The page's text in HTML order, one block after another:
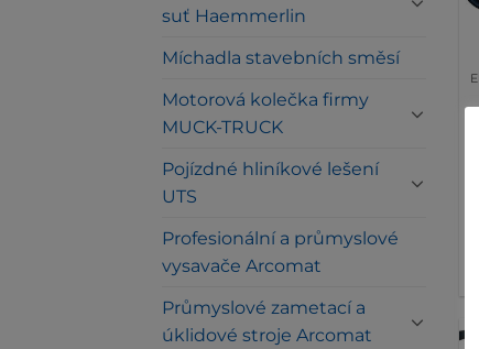
suť Haemmerlin
Míchadla stavebních směsí
Motorová kolečka firmy
MUCK-TRUCK
Pojízdné hliníkové lešení
UTS
Profesionální a průmyslové
vysavače Arcomat
Průmyslové zametací a
úklidové stroje Arcomat